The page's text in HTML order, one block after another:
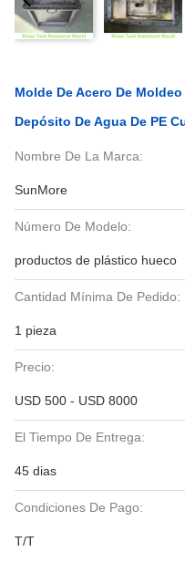
Molde De Acero De
Depósito De Agua De PE
Nombre De La Marca:
SunMore
Número De Modelo:
productos de plástico hueco
Cantidad Mínima De Pedido:
1 pieza
Precio:
USD 500 - USD 8000
El Tiempo De Entrega:
45 dias
Condiciones De Pago:
T/T